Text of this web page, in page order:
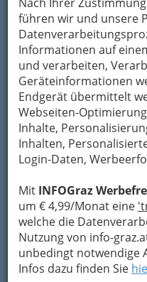
führen wir und unsere
Informationen auf
und verarbeiten,
Geräteinformationen
Endgerät übermittelt
Webseiten-
Inhalte,
Inhalten,
Login-Daten,
Mit INFOGraz
um € 4,99/Monat eine
welche die
Nutzung von info-
unbedingt notwendige
Infos dazu finden Sie
machen, sofern sich
Vorzeiten im
ganz im Vertrauen:
schrägen Blick,der uns
dabei streift, spüren
wir dann doch!
Um heuteStress
abzubauen, Muskeln
aufzubauen,
Beweglichkeit zu
der Bewegung zu
und natürlich es
Sportmöglichkeiten,
dem Stand der
ergonomische Zubehör.
Bezirksauswahl